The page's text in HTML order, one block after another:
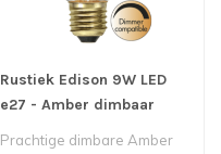
Rustiek Edison 9W LED
e27 - Amber dimbaar
Prachtige dimbare Amber